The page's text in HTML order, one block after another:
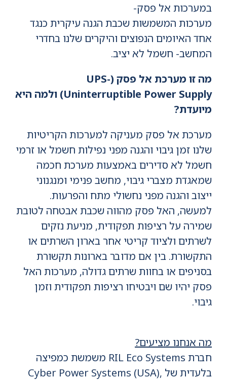
במערכות אל פסק-
מערכות המשמשות שכבת הגנה עיקרית כנגד
אחד האיומים הנפוצים והיקרים שלנו בחדרי
המחשב- חשמל לא יציב.
מה זו מערכת אל פסק (UPS-
Uninterruptible Power Supply) ולמה היא
מיועדת?
מערכת אל פסק מעניקה למערכות הקריטיות
שלנו זמן גיבוי והגנה מפני נפילות חשמל או זרמי
חשמל לא סדירים באמצעות מערכת חכמה
שמאגדת מצברי גיבוי, מחשב פנימי ומנגנוני
ייצוב והגנה מפני נחשולי מתח והפרעות.
למעשה, האל פסק מהווה שכבת אבטחה לטובת
שמירה על רציפות תפקודית, מניעת נזקים
לשרתים ולציוד קריטי אחר בארון השרתים או
התקשורת. בין אם מדובר בארונות תקשורת
בסניפים או בחוות שרתים גדולה, מערכות האל
פסק יהיו שם ויבטיחו רציפות תפקודית וזמן
גיבוי.
מה אנחנו מציעים?
חברת RIL Eco Systems משמשת כמפיצה
בלעדית של Cyber Power Systems (USA),